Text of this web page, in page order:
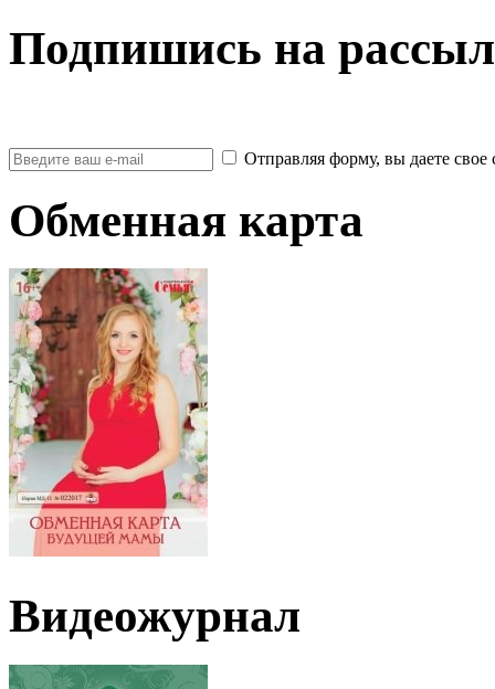
Подпишись на
Отправляя форму, вы даете
Обменная карта
Видеожурнал